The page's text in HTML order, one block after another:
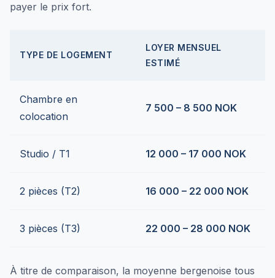
payer le prix fort.
TYPE DE LOGEMENT
LOYER MENSUEL
ESTIMÉ
Chambre en
colocation
7 500 – 8 500 NOK
Studio / T1 12 000 – 17 000 NOK
2 pièces (T2) 16 000 – 22 000 NOK
3 pièces (T3) 22 000 – 28 000 NOK
À titre de comparaison, la moyenne bergenoise tous